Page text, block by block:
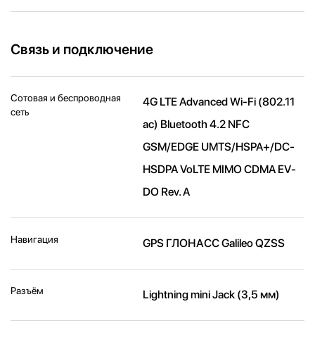
Связь и подключение
Сотовая и беспроводная
сеть
4G LTE Advanced Wi-Fi (802.11​
ac) Bluetooth 4.2 NFC
GSM/EDGE UMTS/​HSPA+/​DC-
HSDPA VoLTE MIMO CDMA EV-
DO Rev. A
Навигация GPS ГЛОНАСС Galileo QZSS
Разъём Lightning mini Jack (3,5 мм)